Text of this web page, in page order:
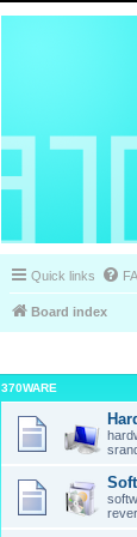
Quick links
Board index
370WARE